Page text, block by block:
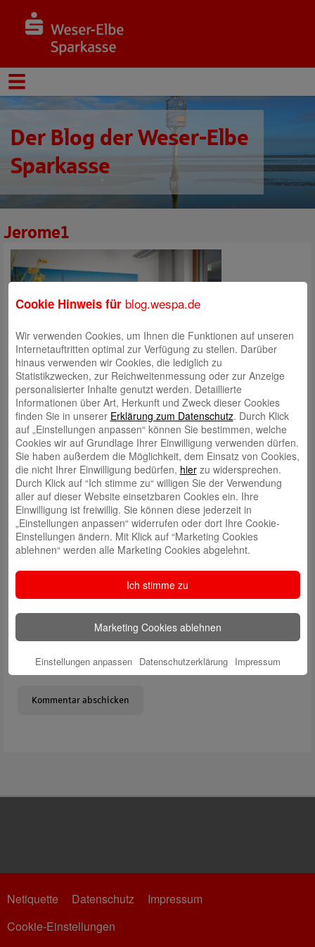
Der Blog der Weser-Elbe
Sparkasse
Jerome1
Schreibe einen Kommentar
Deine E-Mail-Adresse wird nicht veröffentlicht. Erforderliche Felder
sind mit*markiert
Meinen Namen, meine E-Mail-Adresse und meine Website in
diesem Browser für die nächste Kommentierung speichern.
Netiquette Datenschutz
Impressum
Cookie-Einstellungen
Cookie Hinweis für blog.wespa.de
Wir verwenden Cookies, um Ihnen die Funktionen auf unseren
Internetauftritten optimal zur Verfügung zu stellen. Darüber
hinaus verwenden wir Cookies, die lediglich zu
Statistikzwecken, zur Reichweitenmessung oder zur Anzeige
personalisierter Inhalte genutzt werden. Detaillierte
Informationen über Art, Herkunft und Zweck dieser Cookies
finden Sie in unserer Erklärung zum Datenschutz. Durch Klick
auf „Einstellungen anpassen“ können Sie bestimmen, welche
Cookies wir auf Grundlage Ihrer Einwilligung verwenden dürfen.
Sie haben außerdem die Möglichkeit, dem Einsatz von Cookies,
die nicht Ihrer Einwilligung bedürfen, hierzu widersprechen.
Durch Klick auf “Ich stimme zu“ willigen Sie der Verwendung
aller auf dieser Website einsetzbaren Cookies ein. Ihre
Einwilligung ist freiwillig. Sie können diese jederzeit in
„Einstellungen anpassen“ widerrufen oder dort Ihre Cookie-
Einstellungen ändern. Mit Klick auf “Marketing Cookies
ablehnen“ werden alle Marketing Cookies abgelehnt.
Ich stimme zu
Marketing Cookies ablehnen
Einstellungen anpassen Datenschutzerklärung Impressum